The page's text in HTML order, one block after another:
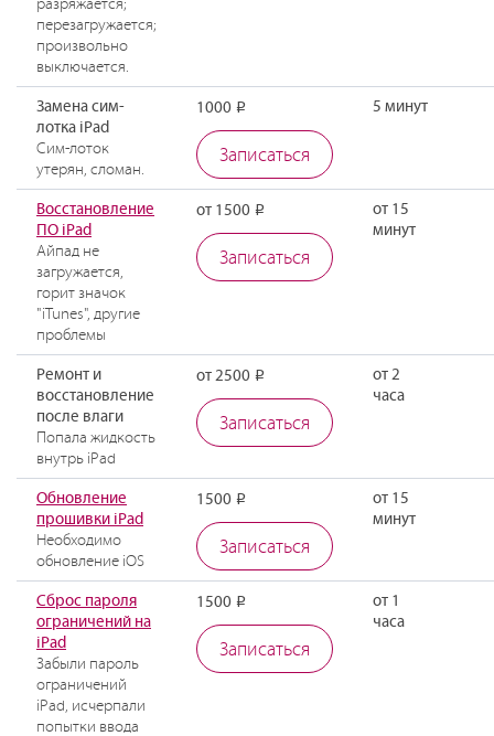
разряжается;
перезагружается;
произвольно
выключается.
Замена сим-
лотка iPad
Сим-лоток
утерян, сломан.
1000 Р
Записаться
5 минут
Восстановление
ПО iPad
Айпад не
загружается,
горит значок
"iTunes", другие
проблемы
от 1500 Р
Записаться
от 15
минут
Ремонт и
восстановление
после влаги
Попала жидкость
внутрь iPad
от 2500 Р
Записаться
от 2
часа
Обновление
прошивки iPad
Необходимо
обновление iOS
1500 Р
Записаться
от 15
минут
Сброс пароля
ограничений на
iPad
Забыли пароль
ограничений
iPad, исчерпали
попытки ввода
1500 Р
Записаться
от 1
часа